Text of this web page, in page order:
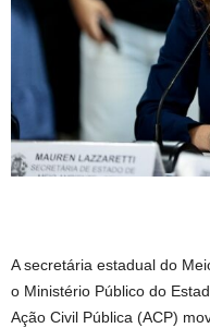
A secretária estadual do
o Ministério Público do
Ação Civil Pública (ACP)